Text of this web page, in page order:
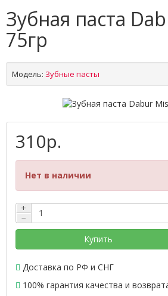
Зубная паста
75гр
Модель: Зубные пасты
310р.
Нет в наличии
+
−
Купить
Доставка по РФ и СНГ
100% гарантия качества и